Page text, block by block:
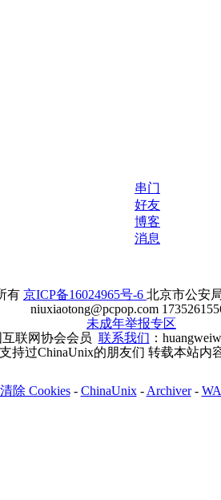
串门
好友
博客
消息
有 京ICP备16024965号-6 北京市公安
niuxiaotong@pcpop.com
未成年举报专区
联网协会会员 联系我们 ：
持过ChinaUnix的朋友们 转载本站内
清除 Cookies- ChinaUnix- Archiver-